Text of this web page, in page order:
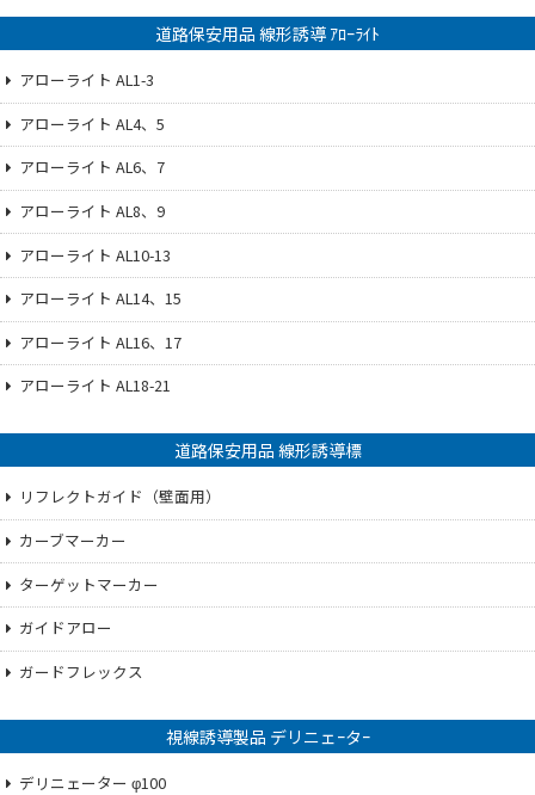
道路保安用品 線形誘導 ｱﾛｰﾗｲﾄ
アローライト AL1-3
アローライト AL4、5
アローライト AL6、7
アローライト AL8、9
アローライト AL10-13
アローライト AL14、15
アローライト AL16、17
アローライト AL18-21
道路保安用品 線形誘導標
リフレクトガイド（壁面用）
カーブマーカー
ターゲットマーカー
ガイドアロー
ガードフレックス
視線誘導製品 デリニェｰタｰ
デリニェーター φ100